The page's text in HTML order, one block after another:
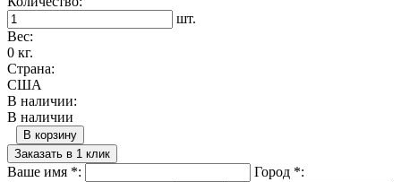
шт.
Вес:
0 кг.
Страна:
США
В наличии:
В наличии
В корзину
Заказать в 1 клик
Ваше имя *: Город *: